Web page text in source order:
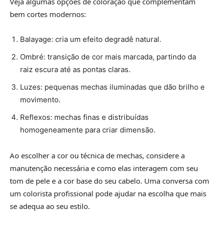
bem cortes modernos:
Balayage: cria um efeito degradê natural.
Ombré: transição de cor mais marcada, partindo da
raiz escura até as pontas claras.
Luzes: pequenas mechas iluminadas que dão brilho e
movimento.
Reflexos: mechas finas e distribuídas
homogeneamente para criar dimensão.
Ao escolher a cor ou técnica de mechas, considere a
manutenção necessária e como elas interagem com seu
tom de pele e a cor base do seu cabelo. Uma conversa com
um colorista profissional pode ajudar na escolha que mais
se adequa ao seu estilo.